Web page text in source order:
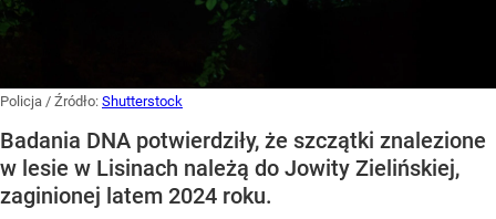
Policja / Źródło: Shutterstock
Badania DNA potwierdziły, że szczątki znalezione
w lesie w Lisinach należą do Jowity Zielińskiej,
zaginionej latem 2024 roku.